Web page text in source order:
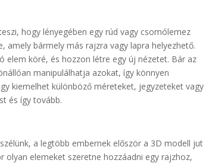
hogy lényegében egy rúd vagy csomólemez
bármely más rajzra vagy lapra helyezhető.
elem köré, és hozzon létre egy új nézetet. Bár az
manipulálhatja azokat, így könnyen
kiemelhet különböző méreteket, jegyzeteket vagy
és így tovább.
a legtöbb embernek először a 3D modell jut
olyan elemeket szeretne hozzáadni egy rajzhoz,